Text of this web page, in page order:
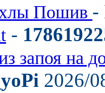
Пошив -
-
запоя на
2026/